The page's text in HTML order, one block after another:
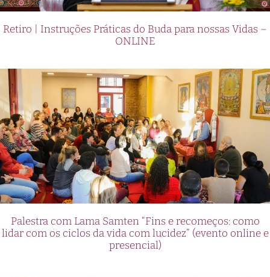
Retiro | Instruções Práticas do Buda para nossas Vidas –
ONLINE
Palestra com Lama Samten “Fins e recomeços: como
lidar com os ciclos da vida com lucidez” (evento online e
presencial)